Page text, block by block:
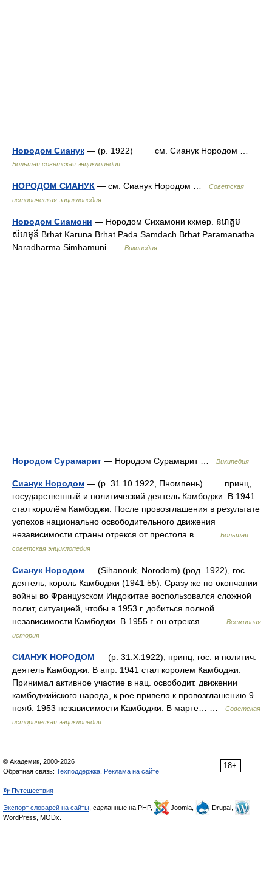
Нородом Сианук — (р. 1922) см. Сианук Нородом …
Большая советская энциклопедия
НОРОДОМ СИАНУК — см. Сианук Нородом …
Советская
историческая энциклопедия
Нородом Сиамони — Нородом Сихамони кхмер. នរោត្ដម
សីហមុនី Brhat Karuna Brhat Pada Samdach Brhat Paramanatha
Naradharma Simhamuni …
Википедия
Нородом Сурамарит — Нородом Сурамарит … Википедия
Сианук Нородом — (р. 31.10.1922, Пномпень) принц,
государственный и политический деятель Камбоджи. В 1941
стал королём Камбоджи. После провозглашения в результате
успехов национально освободительного движения
независимости страны отрекся от престола в… …
Большая
советская энциклопедия
Сианук Нородом — (Sihanouk, Norodom) (род. 1922), гос.
деятель, король Камбоджи (1941 55). Сразу же по окончании
войны во Французском Индокитае воспользовался сложной
полит, ситуацией, чтобы в 1953 г. добиться полной
независимости Камбоджи. В 1955 г. он отрекся… …
Всемирная
история
СИАНУК НОРОДОМ — (р. 31.X.1922), принц, гос. и политич.
деятель Камбоджи. В апр. 1941 стал королем Камбоджи.
Принимал активное участие в нац. освободит. движении
камбоджийского народа, к рое привело к провозглашению 9
нояб. 1953 независимости Камбоджи. В марте… …
Советская
историческая энциклопедия
18+
© Академик, 2000-2026
Обратная связь: Техподдержка Реклама на сайте
👣 Путешествия
Экспорт словарей на сайты , сделанные на PHP, Joomla,
Drupal,
WordPress, MODx.